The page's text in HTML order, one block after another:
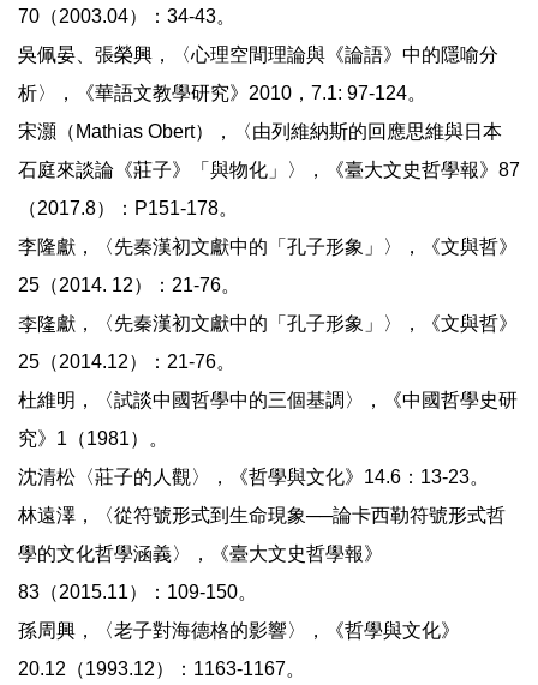
70（2003.04）：34-43。
吳佩晏、張榮興，〈心理空間理論與《論語》中的隱喻分
析〉，《華語文教學研究》2010，7.1: 97-124。
宋灝（Mathias Obert），〈由列維納斯的回應思維與日本
石庭來談論《莊子》「與物化」〉，《臺大文史哲學報》87
（2017.8）：P151-178。
李隆獻，〈先秦漢初文獻中的「孔子形象」〉，《文與哲》
25（2014. 12）：21-76。
李隆獻，〈先秦漢初文獻中的「孔子形象」〉，《文與哲》
25（2014.12）：21-76。
杜維明，〈試談中國哲學中的三個基調〉，《中國哲學史研
究》1（1981）。
沈清松〈莊子的人觀〉，《哲學與文化》14.6：13-23。
林遠澤，〈從符號形式到生命現象──論卡西勒符號形式哲
學的文化哲學涵義〉，《臺大文史哲學報》
83（2015.11）：109-150。
孫周興，〈老子對海德格的影響〉，《哲學與文化》
20.12（1993.12）：1163-1167。